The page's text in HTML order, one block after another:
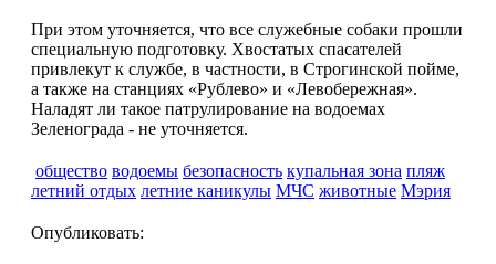
При этом уточняется, что все служебные собаки прошли
специальную подготовку. Хвостатых спасателей
привлекут к службе, в частности, в Строгинской пойме,
а также на станциях «Рублево» и «Левобережная».
Наладят ли такое патрулирование на водоемах
Зеленограда - не уточняется.
общество водоемы безопасность купальная зона пляж
летний отдых летние каникулы МЧС животные Мэрия
Опубликовать: